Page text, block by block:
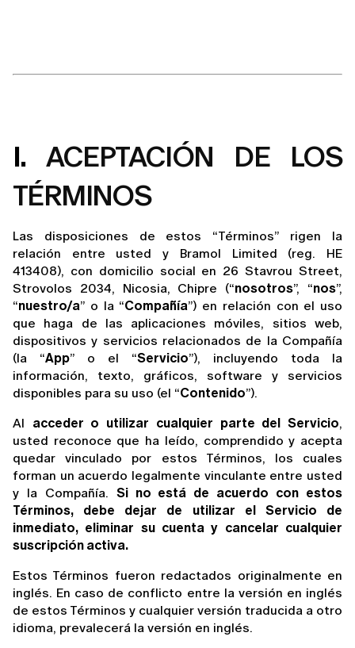
I. ACEPTACIÓN DE LOS
TÉRMINOS
Las disposiciones de estos “Términos” rigen la
relación entre usted y Bramol Limited (reg. HE
413408), con domicilio social en 26 Stavrou Street,
Strovolos 2034, Nicosia, Chipre (“nosotros”, “nos”,
“nuestro/a” o la “Compañía”) en relación con el uso
que haga de las aplicaciones móviles, sitios web,
dispositivos y servicios relacionados de la Compañía
(la “App” o el “Servicio”), incluyendo toda la
información, texto, gráficos, software y servicios
disponibles para su uso (el “Contenido”).
Al acceder o utilizar cualquier parte del Servicio,
usted reconoce que ha leído, comprendido y acepta
quedar vinculado por estos Términos, los cuales
forman un acuerdo legalmente vinculante entre usted
y la Compañía. Si no está de acuerdo con estos
Términos, debe dejar de utilizar el Servicio de
inmediato, eliminar su cuenta y cancelar cualquier
suscripción activa.
Estos Términos fueron redactados originalmente en
inglés. En caso de conflicto entre la versión en inglés
de estos Términos y cualquier versión traducida a otro
idioma, prevalecerá la versión en inglés.